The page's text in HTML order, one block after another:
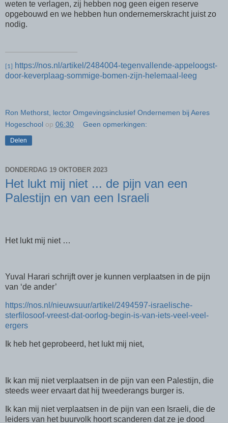
weten te verlagen, zij hebben nog geen eigen reserve
opgebouwd en we hebben hun ondernemerskracht juist zo
nodig.
[1]
https://nos.nl/artikel/2484004-tegenvallende-appeloogst-
door-keverplaag-sommige-bomen-zijn-helemaal-leeg
Ron Methorst, lector Omgevingsinclusief Ondernemen bij Aeres
Hogeschool op 06:30 Geen opmerkingen:
Delen
DONDERDAG 19 OKTOBER 2023
Het lukt mij niet ... de pijn van een
Palestijn en van een Israeli
Het lukt mij niet …
Yuval Harari schrijft over je kunnen verplaatsen in de pijn
van ‘de ander’
https://nos.nl/nieuwsuur/artikel/2494597-israelische-
sterfilosoof-vreest-dat-oorlog-begin-is-van-iets-veel-veel-
ergers
Ik heb het geprobeerd, het lukt mij niet,
Ik kan mij niet verplaatsen in de pijn van een Palestijn, die
steeds weer ervaart dat hij tweederangs burger is.
Ik kan mij niet verplaatsen in de pijn van een Israeli, die de
leiders van het buurvolk hoort scanderen dat ze je dood